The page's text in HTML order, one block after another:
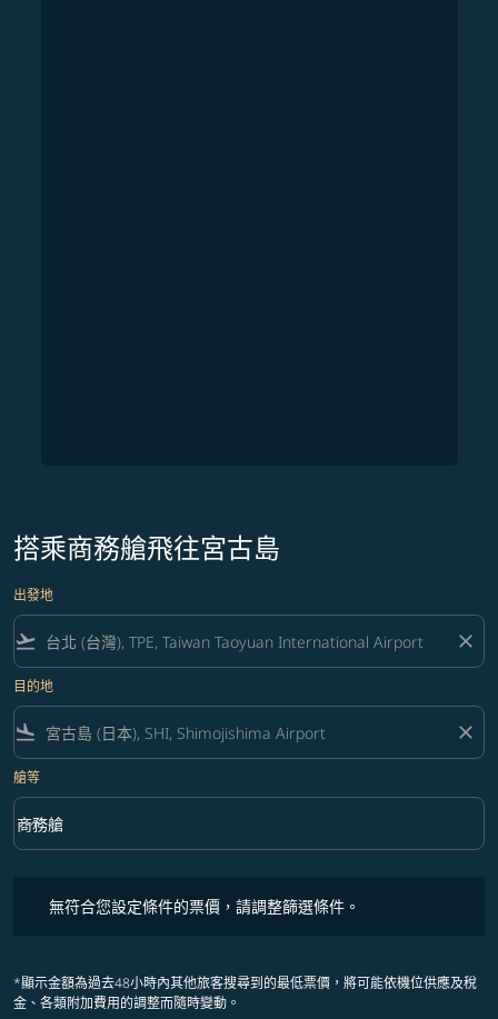
搭乘商務艙飛往宮古島
出發地
flight_takeoff close
目的地
flight_land close
艙等
艙等 option 商務艙 Selected
商務艙
keyboard_arrow_down
無符合您設定條件的票價，請調整篩選條件。
*顯示金額為過去48小時內其他旅客搜尋到的最低票價，將可能依機位供應及稅
金、各類附加費用的調整而隨時變動。